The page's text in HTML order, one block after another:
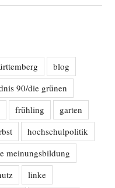
blog
90/die grünen
frühling
garten
hochschulpolitik
meinungsbildung
linke